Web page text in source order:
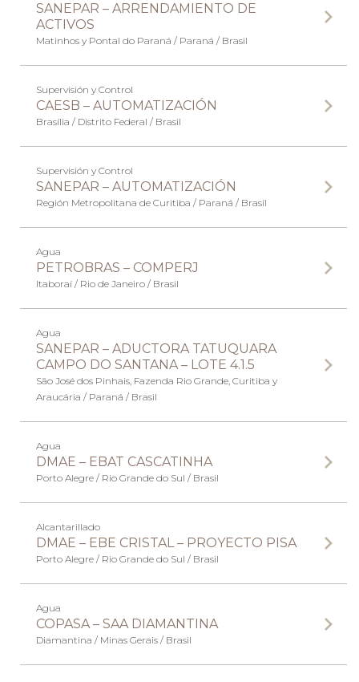
SANEPAR – ARRENDAMIENTO DE
ACTIVOS
Matinhos y Pontal do Paraná / Paraná / Brasil
Supervisión y Control
CAESB – AUTOMATIZACIÓN
Brasília / Distrito Federal / Brasil
Supervisión y Control
SANEPAR – AUTOMATIZACIÓN
Región Metropolitana de Curitiba / Paraná / Brasil
Agua
PETROBRAS – COMPERJ
Itaboraí / Rio de Janeiro / Brasil
Agua
SANEPAR – ADUCTORA TATUQUARA
CAMPO DO SANTANA – LOTE 4.1.5
São José dos Pinhais, Fazenda Rio Grande, Curitiba y
Araucária / Paraná / Brasil
Agua
DMAE – EBAT CASCATINHA
Porto Alegre / Rio Grande do Sul / Brasil
Alcantarillado
DMAE – EBE CRISTAL – PROYECTO PISA
Porto Alegre / Rio Grande do Sul / Brasil
Agua
COPASA – SAA DIAMANTINA
Diamantina / Minas Gerais / Brasil